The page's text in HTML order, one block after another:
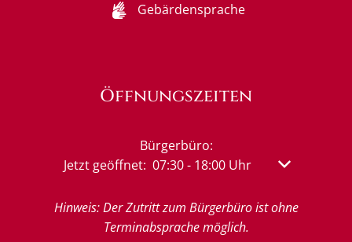
Gebärdensprache
Öffnungszeiten
Bürgerbüro:
Klicken, um weitere Öffnungs- oder
Jetzt geöffnet: 07:30- 18:00Uhr Von 07:30
Hinweis: Der Zutritt zum Bürgerbüro ist ohne
Terminabsprache möglich.